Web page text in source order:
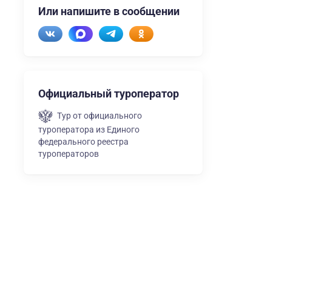
Или напишите в сообщении
Официальный туроператор
Тур от официального
туроператора из Единого
федерального реестра
туроператоров